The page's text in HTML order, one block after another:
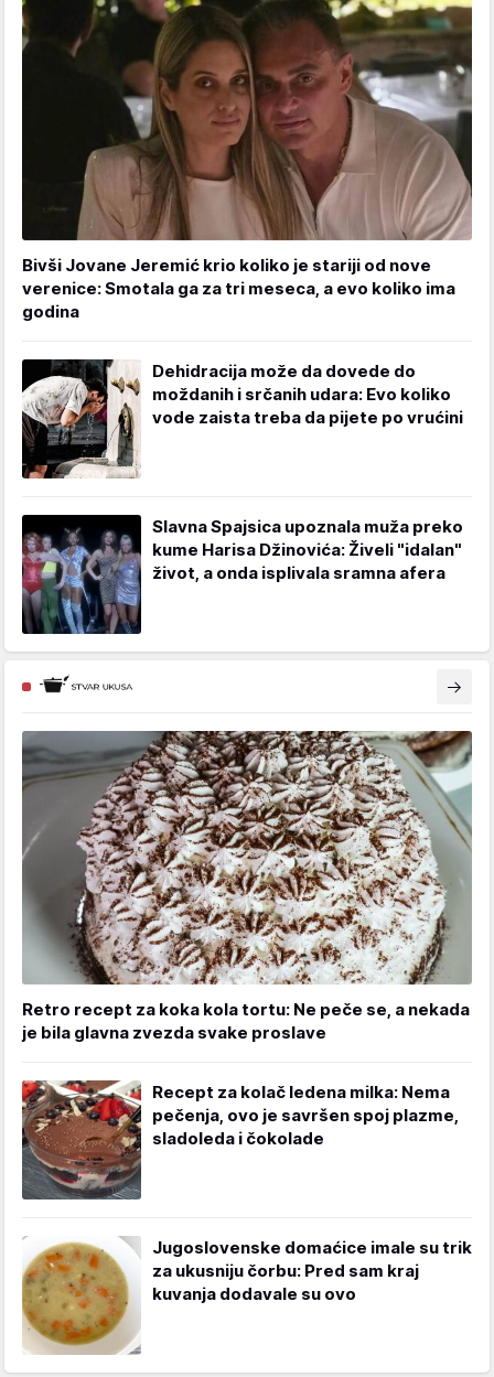
Bivši Jovane Jeremić krio koliko je stariji od nove
verenice: Smotala ga za tri meseca, a evo koliko ima
godina
Dehidracija može da dovede do
moždanih i srčanih udara: Evo koliko
vode zaista treba da pijete po vrućini
Slavna Spajsica upoznala muža preko
kume Harisa Džinovića: Živeli "idalan"
život, a onda isplivala sramna afera
Retro recept za koka kola tortu: Ne peče se, a nekada
je bila glavna zvezda svake proslave
Recept za kolač ledena milka: Nema
pečenja, ovo je savršen spoj plazme,
sladoleda i čokolade
Jugoslovenske domaćice imale su trik
za ukusniju čorbu: Pred sam kraj
kuvanja dodavale su ovo